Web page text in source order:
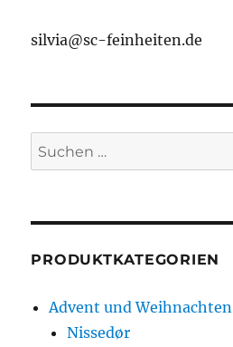
silvia@sc-feinheiten.de
Suche
nach:
PRODUKTKATEGORIEN
Advent und Weihnachten
Nissedør